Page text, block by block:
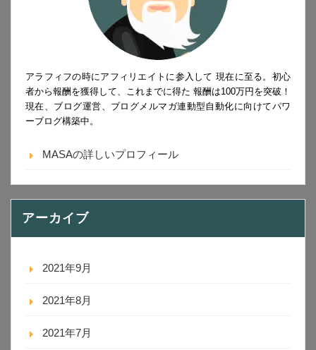
アラフィフの時にアフィリエイトに参入して 現在に至る。初心
者から報酬を獲得して、これまでに得た 報酬は100万円を突破！
現在、ブログ運営、ブログメルマガ連動型自動化に向けてパワ
ーブログ構築中。
MASAの詳しいプロフィール
アーカイブ
2021年9月
2021年8月
2021年7月